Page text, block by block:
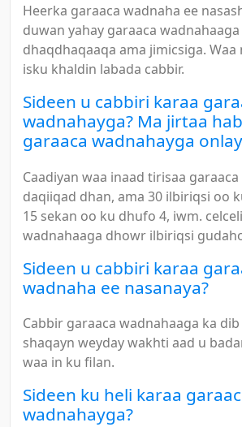
Heerka garaaca wadnaha ee
duwan yahay garaaca
dhaqdhaqaaqa ama jimicsiga.
isku khaldin labada cabbir.
Sideen u cabbiri karaa
wadnahayga? Ma jirtaa
garaaca wadnahayga
Caadiyan waa inaad tirisaa
daqiiqad dhan, ama 30 ilbiriqsi oo
15 sekan oo ku dhufo 4, iwm.
wadnahaaga dhowr ilbiriqsi
Sideen u cabbiri karaa
wadnaha ee nasanaya?
Cabbir garaaca wadnahaaga ka
shaqayn weyday wakhti aad u
waa in ku filan.
Sideen ku heli karaa
wadnahayga?